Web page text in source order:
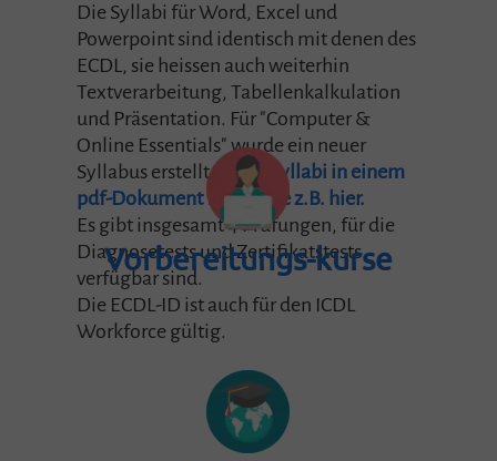
Vorbereitungs-kurse
Die Syllabi für Word, Excel und
Powerpoint sind identisch mit denen des
ECDL, sie heissen auch weiterhin
Textverarbeitung, Tabellenkalkulation
und Präsentation. Für "Computer &
Online Essentials" wurde ein neuer
Syllabus erstellt.
Alle 4 Syllabi in einem
pdf-Dokument finden Sie z.B. hier.
Es gibt insgesamt 4 Prüfungen, für die
Diagnosetests und Zertifikatstests
verfügbar sind.
Die ECDL-ID ist auch für den ICDL
Workforce gültig.